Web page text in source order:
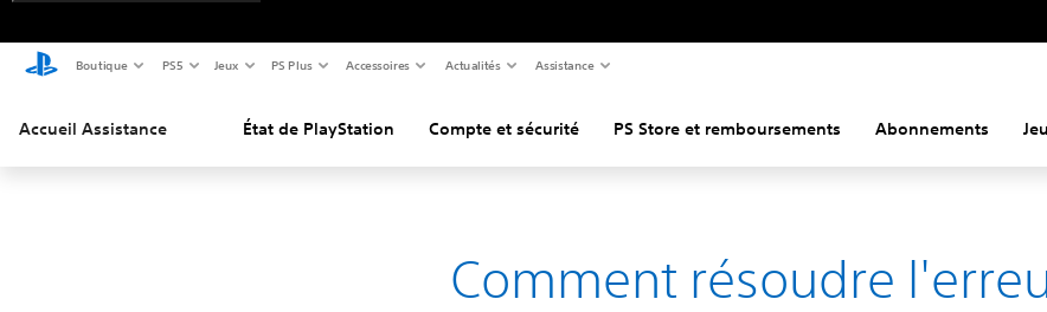
Boutique PS5 Jeux PS Plus Accessoires Actualités Assistance
Accueil Assistance État de PlayStation Compte et sécurité PS Store et remboursements Abonnements
Comment résoudre